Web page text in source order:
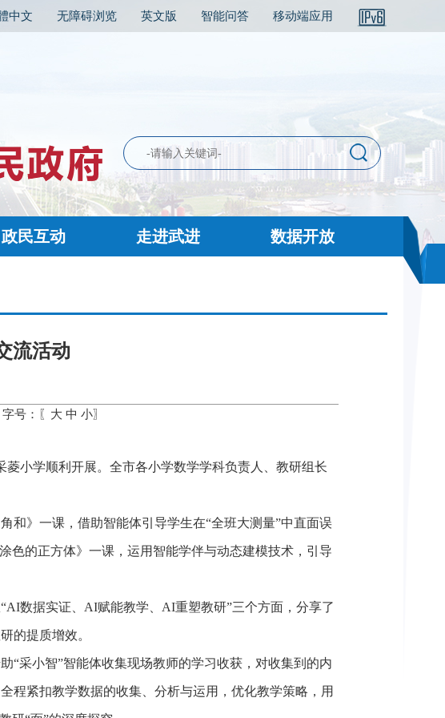
中文 无障碍浏览 英文版 智能问答 移动端应用
政民互动 走进武进 数据开放
流活动
字号：〖 大 中 小〗
小学顺利开展。全市各小学数学学科负责人、教研组长
和》一课，借助智能体引导学生在“全班大测量”中直面误
色的正方体》一课，运用智能学伴与动态建模技术，引导
数据实证、AI赋能教学、AI重塑教研”三个方面，分享了
的提质增效。
“采小智”智能体收集现场教师的学习收获，对收集到的内
程紧扣教学数据的收集、分析与运用，优化教学策略，用